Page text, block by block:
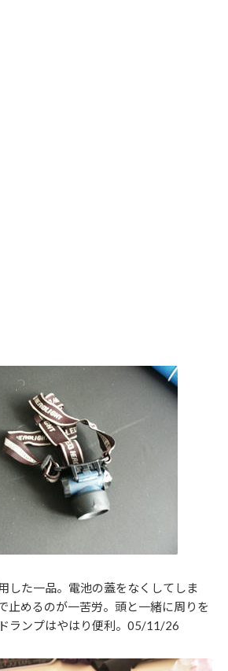
した一品。電池の蓋をなくしてしま
止めるのが一苦労。頭と一緒に周りを
ランプはやはり便利。05/11/26